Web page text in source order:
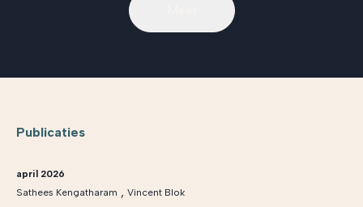
Publicaties
april 2026
Sathees Kengatharam , Vincent Blok